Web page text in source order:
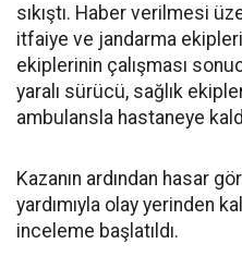
sıkıştı. Haber verilmesi
itfaiye ve jandarma
ekiplerinin çalışması
yaralı sürücü, sağlık
ambulansla hastaneye
Kazanın ardından hasar
yardımıyla olay yerinden
inceleme başlatıldı.